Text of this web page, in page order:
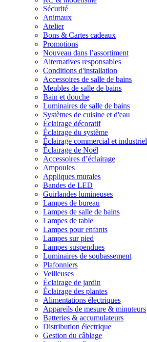
Sécurité
Animaux
Atelier
Bons & Cartes cadeaux
Promotions
Nouveau dans l’assortiment
Alternatives responsables
Conditions d'installation
Accessoires de salle de bains
Meubles de salle de bains
Bain et douche
Luminaires de salle de bains
Systèmes de cuisine et d'eau
Éclairage décoratif
Éclairage du système
Éclairage commercial et industriel
Éclairage de Noël
Accessoires d’éclairage
Ampoules
Appliques murales
Bandes de LED
Guirlandes lumineuses
Lampes de bureau
Lampes de salle de bains
Lampes de table
Lampes pour enfants
Lampes sur pied
Lampes suspendues
Luminaires de soubassement
Plafonniers
Veilleuses
Éclairage de jardin
Éclairage des plantes
Alimentations électriques
Appareils de mesure & minuteurs
Batteries & accumulateurs
Distribution électrique
Gestion du câblage